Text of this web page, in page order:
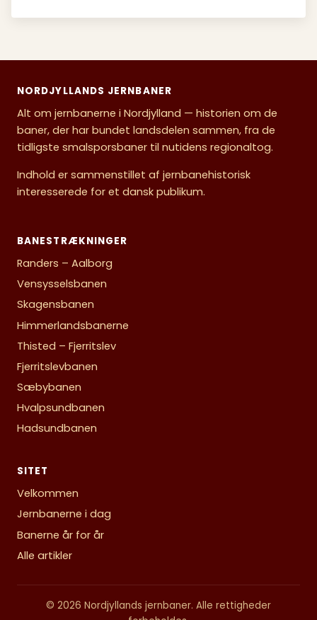
NORDJYLLANDS JERNBANER
Alt om jernbanerne i Nordjylland — historien om de
baner, der har bundet landsdelen sammen, fra de
tidligste smalsporsbaner til nutidens regionaltog.
Indhold er sammenstillet af jernbanehistorisk
interesserede for et dansk publikum.
BANESTRÆKNINGER
Randers – Aalborg
Vensysselsbanen
Skagensbanen
Himmerlandsbanerne
Thisted – Fjerritslev
Fjerritslevbanen
Sæbybanen
Hvalpsundbanen
Hadsundbanen
SITET
Velkommen
Jernbanerne i dag
Banerne år for år
Alle artikler
© 2026 Nordjyllands jernbaner. Alle rettigheder